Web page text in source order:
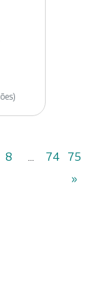
8 ... 74
75
»